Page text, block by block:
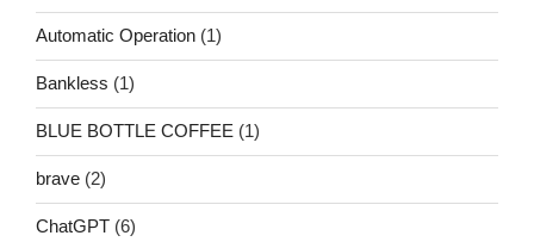
Automatic Operation (1)
Bankless (1)
BLUE BOTTLE COFFEE (1)
brave (2)
ChatGPT (6)